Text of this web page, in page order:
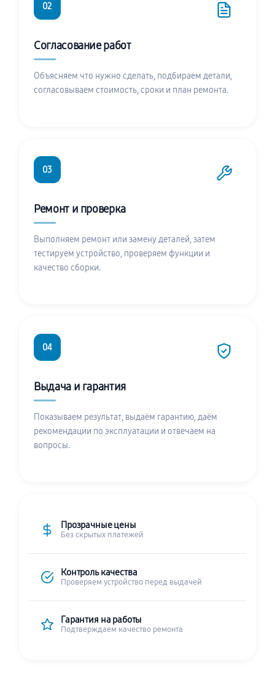
02
Согласование работ
Объясняем что нужно сделать, подбираем детали,
согласовываем стоимость, сроки и план ремонта.
03
Ремонт и проверка
Выполняем ремонт или замену деталей, затем
тестируем устройство, проверяем функции и
качество сборки.
04
Выдача и гарантия
Показываем результат, выдаём гарантию, даём
рекомендации по эксплуатации и отвечаем на
вопросы.
Прозрачные цены
Без скрытых платежей
Контроль качества
Проверяем устройство перед выдачей
Гарантия на работы
Подтверждаем качество ремонта